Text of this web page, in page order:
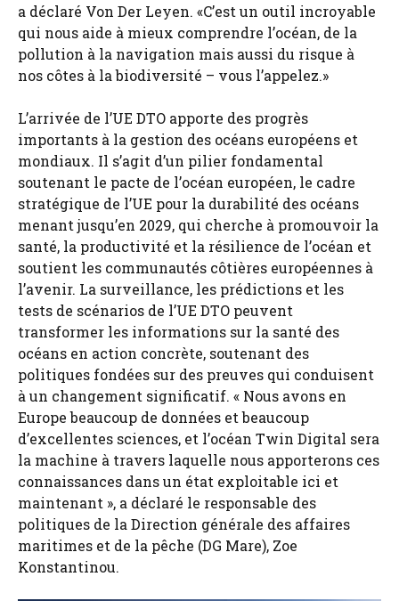
a déclaré Von Der Leyen. «C’est un outil incroyable
qui nous aide à mieux comprendre l’océan, de la
pollution à la navigation mais aussi du risque à
nos côtes à la biodiversité – vous l’appelez.»
L’arrivée de l’UE DTO apporte des progrès
importants à la gestion des océans européens et
mondiaux. Il s’agit d’un pilier fondamental
soutenant le pacte de l’océan européen, le cadre
stratégique de l’UE pour la durabilité des océans
menant jusqu’en 2029, qui cherche à promouvoir la
santé, la productivité et la résilience de l’océan et
soutient les communautés côtières européennes à
l’avenir. La surveillance, les prédictions et les
tests de scénarios de l’UE DTO peuvent
transformer les informations sur la santé des
océans en action concrète, soutenant des
politiques fondées sur des preuves qui conduisent
à un changement significatif. « Nous avons en
Europe beaucoup de données et beaucoup
d’excellentes sciences, et l’océan Twin Digital sera
la machine à travers laquelle nous apporterons ces
connaissances dans un état exploitable ici et
maintenant », a déclaré le responsable des
politiques de la Direction générale des affaires
maritimes et de la pêche (DG Mare), Zoe
Konstantinou.